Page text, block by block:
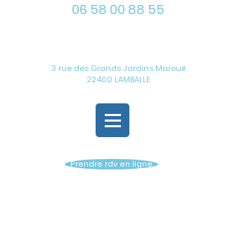
06 58 00 88 55
3 rue des Grands Jardins Maroué
22400 LAMBALLE
Prendre rdv en ligne